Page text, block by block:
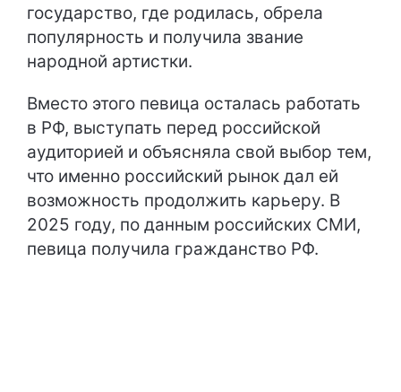
государство, где родилась, обрела
популярность и получила звание
народной артистки.
Вместо этого певица осталась работать
в РФ, выступать перед российской
аудиторией и объясняла свой выбор тем,
что именно российский рынок дал ей
возможность продолжить карьеру. В
2025 году, по данным российских СМИ,
певица получила гражданство РФ.